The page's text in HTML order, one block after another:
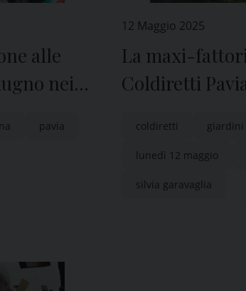
alle
nei
pavia
12 Maggio 2025
La maxi-
Coldiretti
coldiretti giardini
lunedì 12 maggio
silvia garavaglia